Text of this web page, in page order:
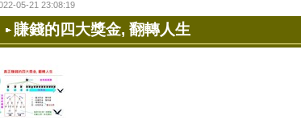
05-21 23:08:19
賺錢的四大獎金, 翻轉人生